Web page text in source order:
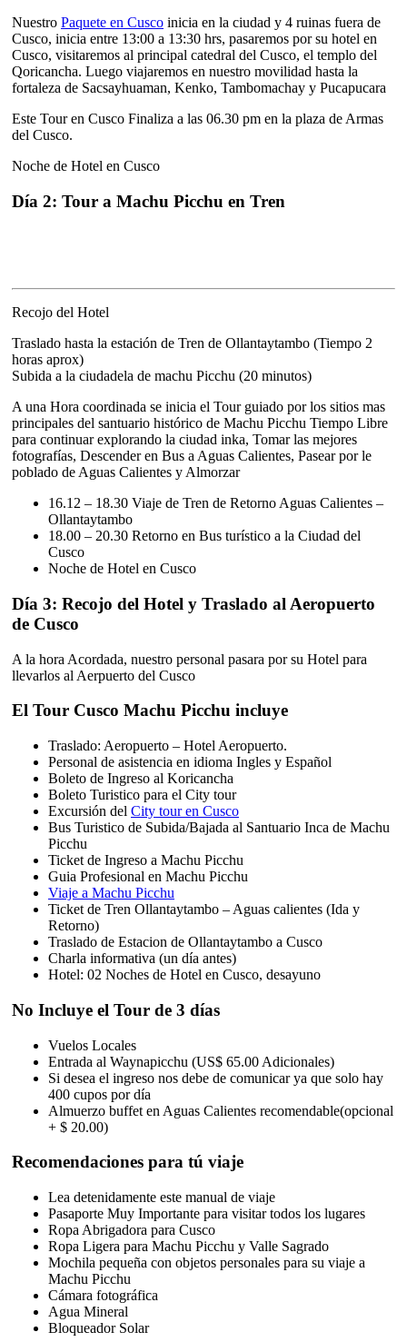
Nuestro Paquete en Cusco inicia en la ciudad y 4 ruinas fuera de
Cusco, inicia entre 13:00 a 13:30 hrs, pasaremos por su hotel en
Cusco, visitaremos al principal catedral del Cusco, el templo del
Qoricancha. Luego viajaremos en nuestro movilidad hasta la
fortaleza de Sacsayhuaman, Kenko, Tambomachay y Pucapucara
Este Tour en Cusco Finaliza a las 06.30 pm en la plaza de Armas
del Cusco.
Noche de Hotel en Cusco
Día 2: Tour a Machu Picchu en Tren
Recojo del Hotel
Traslado hasta la estación de Tren de Ollantaytambo (Tiempo 2
horas aprox)
Subida a la ciudadela de machu Picchu (20 minutos)
A una Hora coordinada se inicia el Tour guiado por los sitios mas
principales del santuario histórico de Machu Picchu Tiempo Libre
para continuar explorando la ciudad inka, Tomar las mejores
fotografías, Descender en Bus a Aguas Calientes, Pasear por le
poblado de Aguas Calientes y Almorzar
16.12 – 18.30 Viaje de Tren de Retorno Aguas Calientes –
Ollantaytambo
18.00 – 20.30 Retorno en Bus turístico a la Ciudad del
Cusco
Noche de Hotel en Cusco
Día 3: Recojo del Hotel y Traslado al Aeropuerto
de Cusco
A la hora Acordada, nuestro personal pasara por su Hotel para
llevarlos al Aerpuerto del Cusco
El Tour Cusco Machu Picchu incluye
Traslado: Aeropuerto – Hotel Aeropuerto.
Personal de asistencia en idioma Ingles y Español
Boleto de Ingreso al Koricancha
Boleto Turistico para el City tour
Excursión del City tour en Cusco
Bus Turistico de Subida/Bajada al Santuario Inca de Machu
Picchu
Ticket de Ingreso a Machu Picchu
Guia Profesional en Machu Picchu
Viaje a Machu Picchu
Ticket de Tren Ollantaytambo – Aguas calientes (Ida y
Retorno)
Traslado de Estacion de Ollantaytambo a Cusco
Charla informativa (un día antes)
Hotel: 02 Noches de Hotel en Cusco, desayuno
No Incluye el Tour de 3 días
Vuelos Locales
Entrada al Waynapicchu (US$ 65.00 Adicionales)
Si desea el ingreso nos debe de comunicar ya que solo hay
400 cupos por día
Almuerzo buffet en Aguas Calientes recomendable(opcional
+ $ 20.00)
Recomendaciones para tú viaje
Lea detenidamente este manual de viaje
Pasaporte Muy Importante para visitar todos los lugares
Ropa Abrigadora para Cusco
Ropa Ligera para Machu Picchu y Valle Sagrado
Mochila pequeña con objetos personales para su viaje a
Machu Picchu
Cámara fotográfica
Agua Mineral
Bloqueador Solar